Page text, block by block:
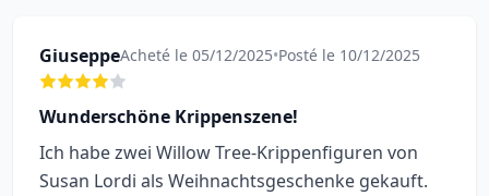
GiuseppeAcheté le 05/12/2025•Posté le 10/12/2025
Wunderschöne Krippenszene!
Ich habe zwei Willow Tree-Krippenfiguren von
Susan Lordi als Weihnachtsgeschenke gekauft.